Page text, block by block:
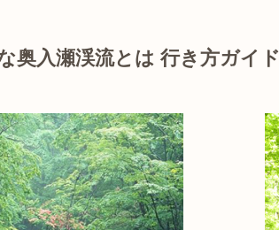
奥入瀬渓流とは 行き方ガイド